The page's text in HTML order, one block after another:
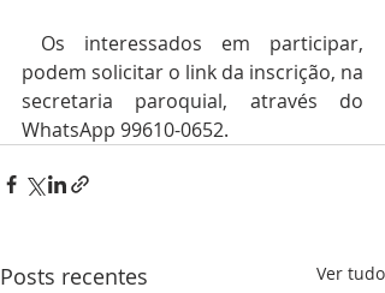
podem solicitar o link da inscrição, na
secretaria paroquial, através do
WhatsApp 99610-0652.
Posts recentes Ver tudo